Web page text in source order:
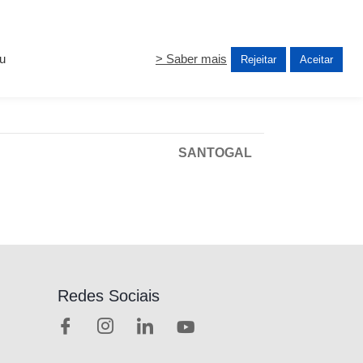
SANTOGAL
Redes Sociais
> Saber mais Rejeitar Aceitar